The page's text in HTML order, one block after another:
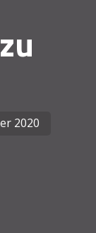
2020